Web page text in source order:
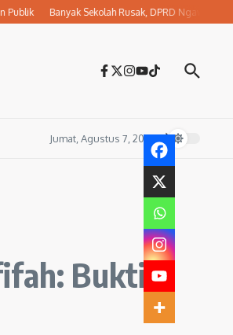
Banyak Sekolah Rusak, DPRD Ngawi Desak
Jumat, Agustus 7, 2026
Bukti